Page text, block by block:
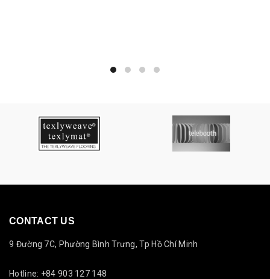
CONTACT US
9 Đường 7C, Phường Bình Trưng, Tp Hồ Chí Minh
Hotline: +84 903 127 148